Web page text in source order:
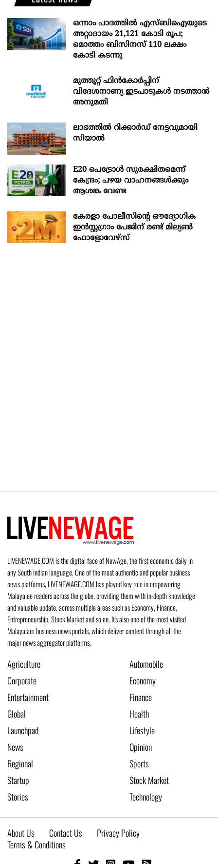
ഒന്നാം പാദത്തിൽ എസ്ബിഐയുടെ
അറ്റാദായം 21,121 കോടി രൂപ;
മൊത്തം ബിസിനസ് 110 ലക്ഷം
കോടി കടന്നു
മുത്തൂറ്റ് ഫിൻകോർപ്പിന്
വിദേശനാണ്യ ഇടപാടുകൾ നടത്താൻ
അനുമതി
ലാഭത്തിൽ റിക്കാർഡ് നേട്ടവുമായി
സിയാൽ
E20 പെട്രോൾ സുരക്ഷിതമെന്ന്
കേന്ദ്രം; പഴയ വാഹനങ്ങൾക്കും
ആശങ്ക വേണ്ട
കേരളാ പോലീസിന്‍റെ ഔദ്യോഗിക
ഇന്‍സ്റ്റഗ്രാം പേജിന് രണ്ട് മില്യണ്‍
ഫോളോവേഴ്സ്
LIVENEWAGE.COM is the digital face of NewAge, the first economic daily in
any South Indian language. One of the most authentic and popular business
news platforms, LIVENEWAGE.COM has played key role in empowering
Malayalee readers across the globe, providing them with in-depth knowledge
and valuable update, across multiple areas such as Economy, Finance,
Entrepreneurship, Stock Market and so on. It's also one of the most visited
Malayalam business news portals, which deliver content through all the
major news aggregator platforms.
Agriculture
Automobile
Corporate
Economy
Entertainment
Finance
Global
Health
Launchpad
Lifestyle
News
Opinion
Regional
Sports
Startup
Stock Market
Stories
Technology
About Us Contact Us
Privacy Policy
Terms & Conditions